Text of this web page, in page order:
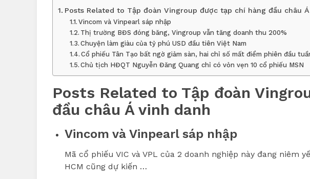
Posts Related to Tập đoàn Vingroup được tạp chí hàng đầu châu
Vincom và Vinpearl sáp nhập
Thị trường BĐS đóng băng, Vingroup vẫn tăng doanh thu 200%
Chuyện làm giàu của tỷ phú USD đầu tiên Việt Nam
Cổ phiếu Tân Tạo bất ngờ giảm sàn, hai chỉ số mất điểm phiên đầu
Chủ tịch HĐQT Nguyễn Đăng Quang chỉ có vỏn vẹn 10 cổ phiếu MSN
Posts Related to Tập đoàn
đầu châu Á vinh danh
Vincom và Vinpearl sáp nhập
Mã cổ phiếu VIC và VPL của 2 doanh nghiệp này đang niêm
HCM cũng dự kiến …